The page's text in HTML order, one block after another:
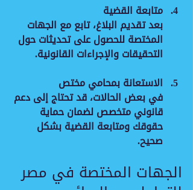
متابعة القضية
بعد تقديم البلاغ، تابع مع الجهات
المختصة للحصول على تحديثات حول
التحقيقات والإجراءات القانونية.
الاستعانة بمحامي مختص
في بعض الحالات، قد تحتاج إلى دعم
قانوني متخصص لضمان حماية
حقوقك ومتابعة القضية بشكل
صحيح.
الجهات المختصة في مصر